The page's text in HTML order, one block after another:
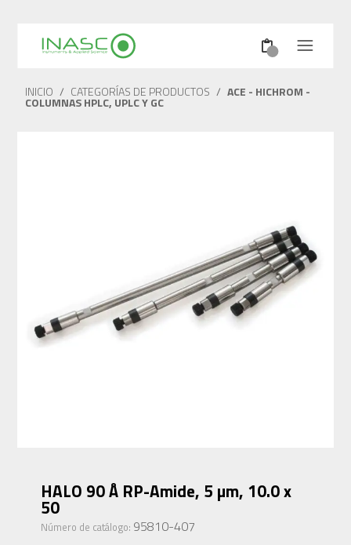
INICIO / CATEGORÍAS DE PRODUCTOS / ACE - HICHROM -
COLUMNAS HPLC, UPLC Y GC
HALO 90 Å RP-Amide, 5 µm, 10.0 x
50
Número de catálogo: 95810-407